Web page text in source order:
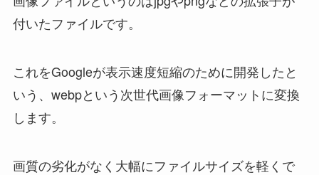
付いたファイルです。
これをGoogleが表示速度短縮のために開発したと
いう、webpという次世代画像フォーマットに変換
します。
画質の劣化がなく大幅にファイルサイズを軽くで